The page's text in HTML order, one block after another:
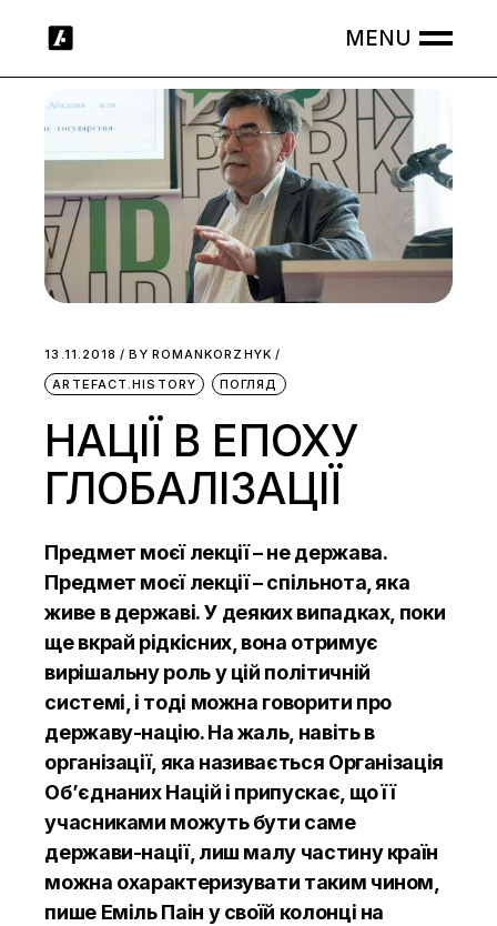
13.11.2018 BY ROMANKORZHYK
ARTEFACT.HISTORY
ПОГЛЯД
НАЦІЇ В ЕПОХУ
ГЛОБАЛІЗАЦІЇ
Предмет моєї лекції – не держава.
Предмет моєї лекції – спільнота, яка
живе в державі. У деяких випадках, поки
ще вкрай рідкісних, вона отримує
вирішальну роль у цій політичній
системі, і тоді можна говорити про
державу-націю. На жаль, навіть в
організації, яка називається Організація
Об’єднаних Націй і припускає, що її
учасниками можуть бути саме
держави-нації, лиш малу частину країн
можна охарактеризувати таким чином,
пише Еміль Паін у своїй колонці на